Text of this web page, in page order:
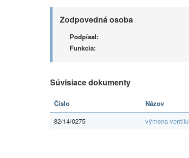
Zodpovedná osoba
Podpísal:
Funkcia:
Súvisiace dokumenty
Číslo Názov
82/14/0275
výmena ventilu